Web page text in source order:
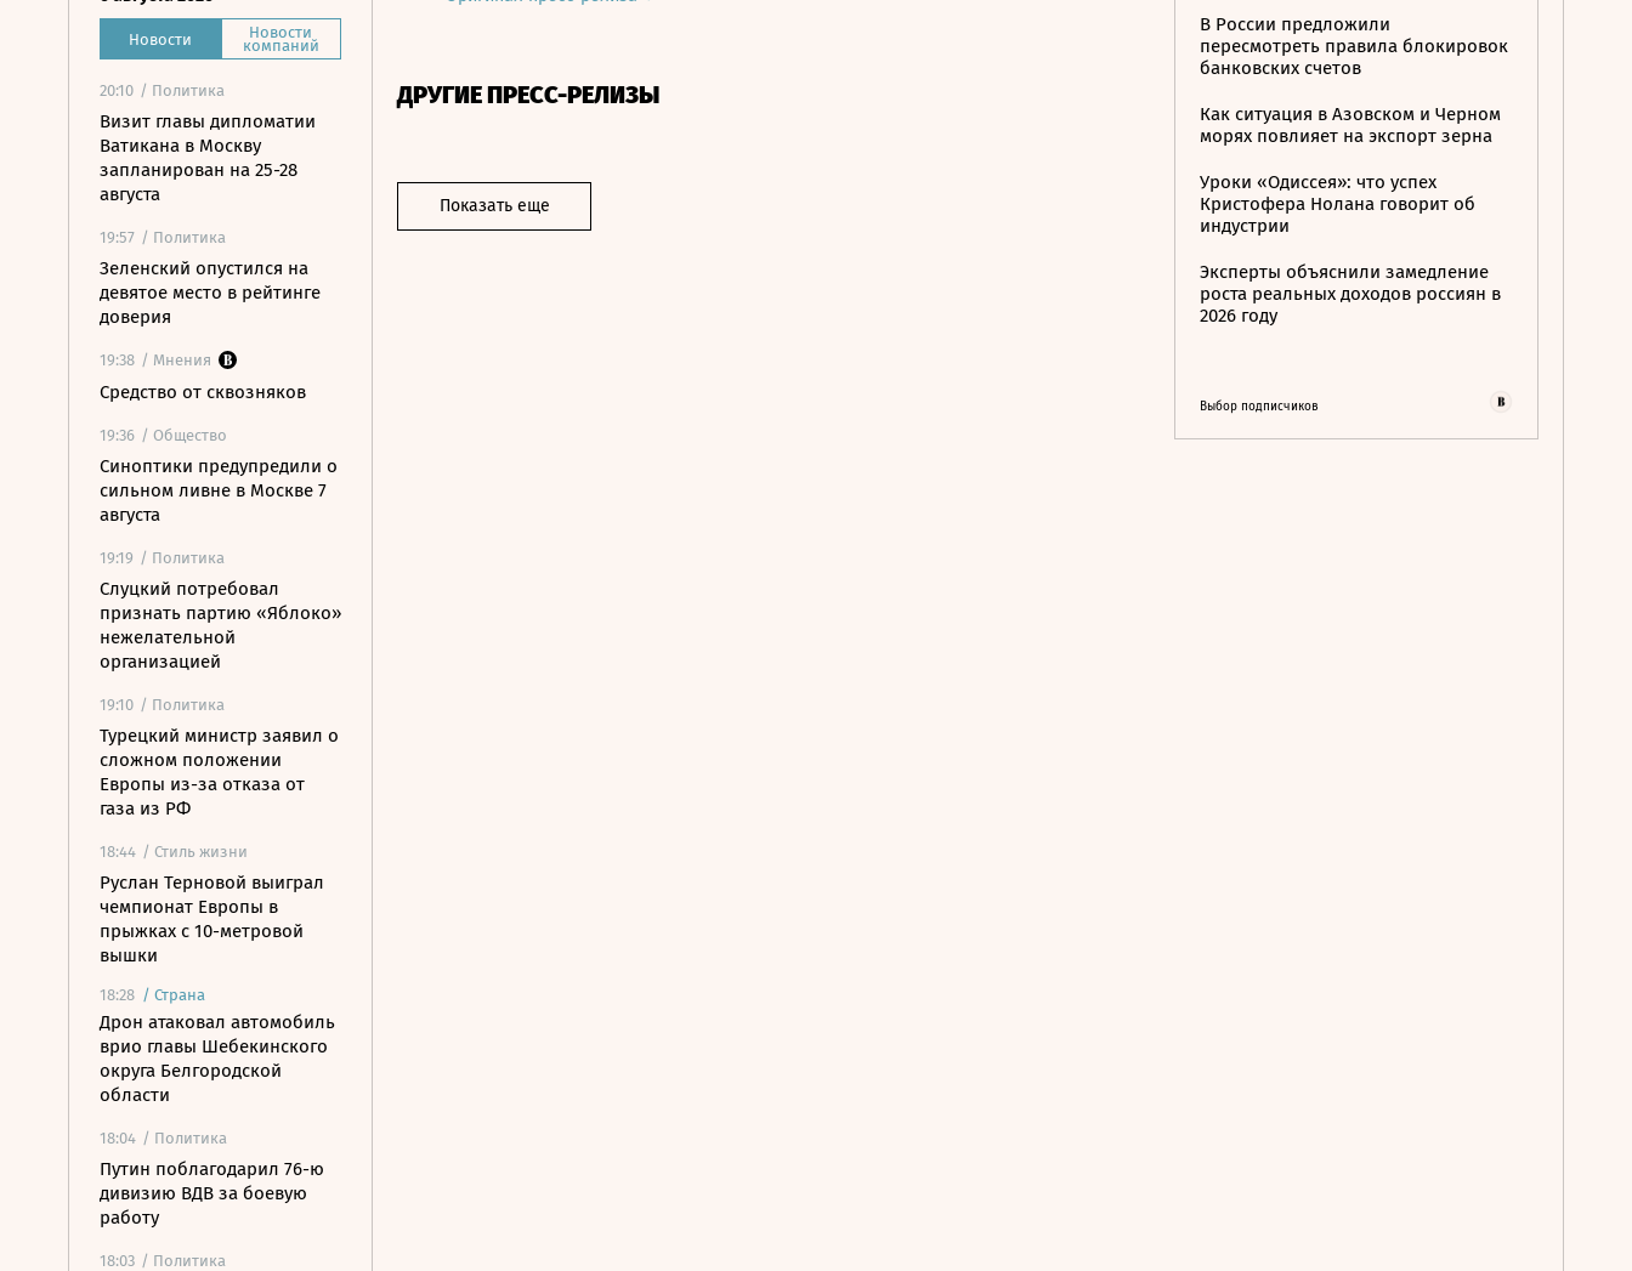
Новости Новости
компаний
20:10 / Политика
Визит главы дипломатии
Ватикана в Москву
запланирован на 25-28
августа
19:57 / Политика
Зеленский опустился на
девятое место в рейтинге
доверия
19:38 / Мнения
Средство от сквозняков
19:36 / Общество
Синоптики предупредили о
сильном ливне в Москве 7
августа
19:19 / Политика
Слуцкий потребовал
признать партию «Яблоко»
нежелательной
организацией
19:10 / Политика
Турецкий министр заявил о
сложном положении
Европы из-за отказа от
газа из РФ
18:44 / Стиль жизни
Руслан Терновой выиграл
чемпионат Европы в
прыжках с 10-метровой
вышки
18:28 / Страна
Дрон атаковал автомобиль
врио главы Шебекинского
округа Белгородской
области
18:04 / Политика
Путин поблагодарил 76-ю
дивизию ВДВ за боевую
работу
18:03 / Политика
ДРУГИЕ ПРЕСС-РЕЛИЗЫ
Показать еще
В России предложили
пересмотреть правила блокировок
банковских счетов
Как ситуация в Азовском и Черном
морях повлияет на экспорт зерна
Уроки «Одиссея»: что успех
Кристофера Нолана говорит об
индустрии
Эксперты объяснили замедление
роста реальных доходов россиян в
2026 году
Выбор подписчиков